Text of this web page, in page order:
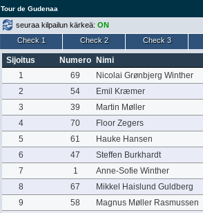
Tour de Gudenaa
seuraa kilpailun kärkeä: ON
Check 1
Check 2 Check 3
Sijoitus Numero
Nimi
1
69
Nicolai Grønbjerg Winther
2
54
Emil Kræmer
3
39
Martin Møller
4
70
Floor Zegers
5
61
Hauke Hansen
6
47
Steffen Burkhardt
7
1
Anne-Sofie Winther
8
67
Mikkel Haislund Guldberg
9
58
Magnus Møller Rasmussen